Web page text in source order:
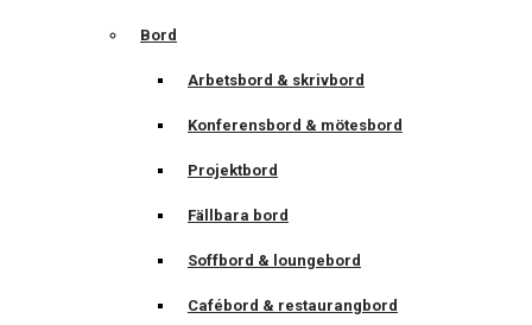
Bord
Arbetsbord & skrivbord
Konferensbord & mötesbord
Projektbord
Fällbara bord
Soffbord & loungebord
Cafébord & restaurangbord